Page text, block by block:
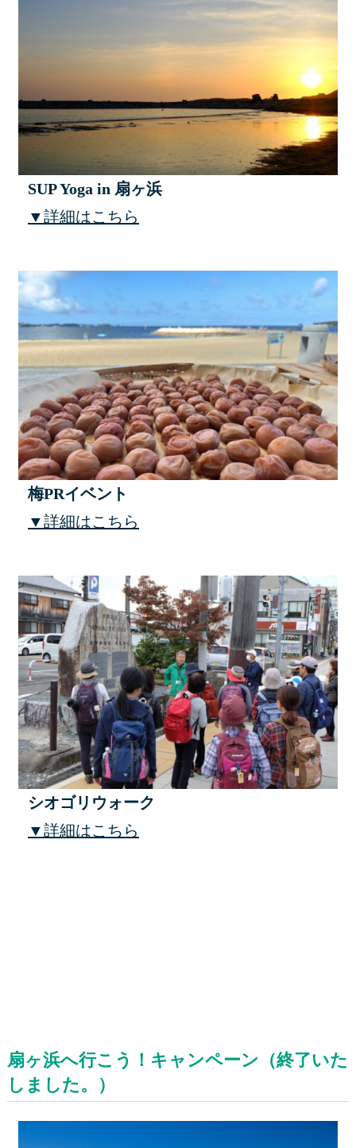
SUP Yoga in 扇ヶ浜
▼詳細はこちら
梅PRイベント
▼詳細はこちら
シオゴリウォーク
▼詳細はこちら
扇ヶ浜へ行こう！キャンペーン（終了いた
しました。）